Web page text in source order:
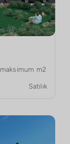
maksimum m2
Satılık